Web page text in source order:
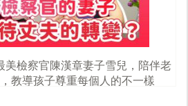
美檢察官陳漢章妻子雪兒，陪伴老
教導孩子尊重每個人的不一樣